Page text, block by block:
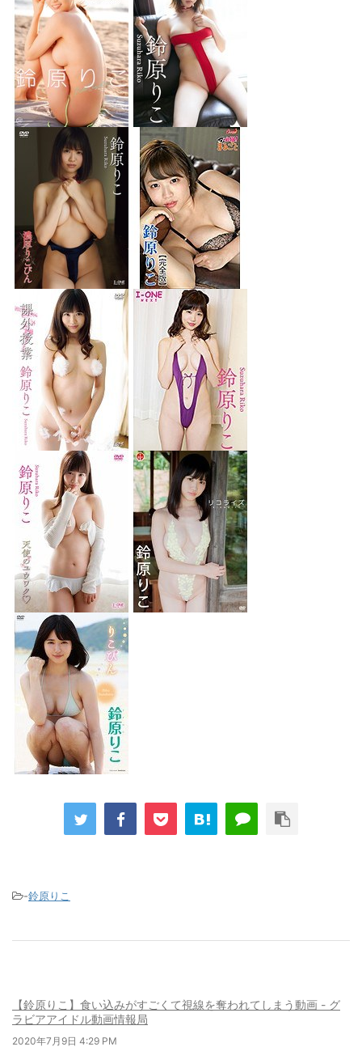
-鈴原りこ
【鈴原りこ】食い込みがすごくて視線を奪われてしまう動画 - グ
ラビアアイドル動画情報局
2020年7月9日 4:29 PM